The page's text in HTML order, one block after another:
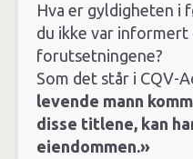
Hva er gyldigheten i
du ikke var informert
forutsetningene?
Som det står i CQV-
levende mann
disse titlene, kan
eiendommen.»